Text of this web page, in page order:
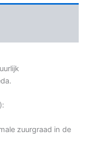
zuurgraad in de